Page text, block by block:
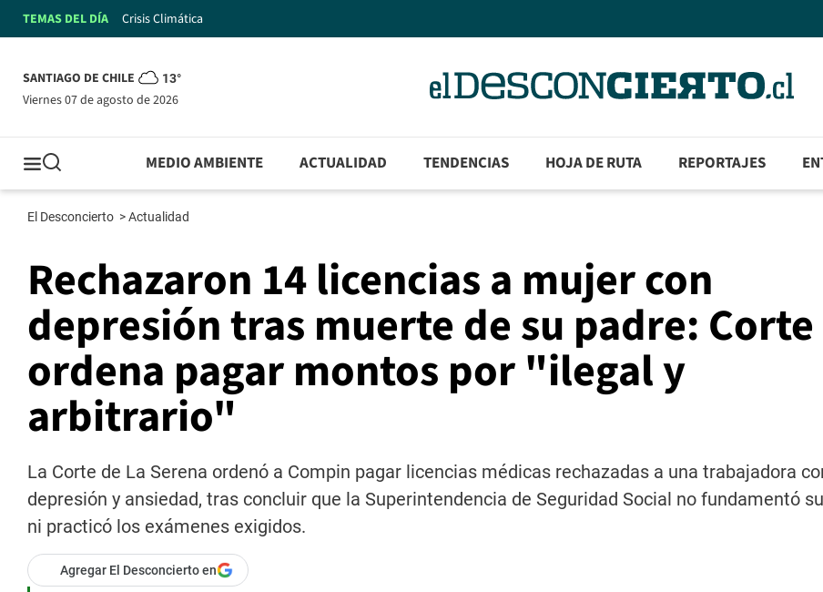
TEMAS DEL DÍA Crisis Climática
SANTIAGO DE CHILE 13°
viernes 07 de agosto de 2026
MEDIO AMBIENTE ACTUALIDAD TENDENCIAS HOJA DE RUTA REPORTAJES
El Desconcierto >Actualidad
Rechazaron 14 licencias a mujer con
depresión tras muerte de su padre: Corte
ordena pagar montos por "ilegal y
arbitrario"
La Corte de La Serena ordenó a Compin pagar licencias médicas rechazadas a una trabajadora
depresión y ansiedad, tras concluir que la Superintendencia de Seguridad Social no fundamentó
ni practicó los exámenes exigidos.
Agregar El Desconcierto en